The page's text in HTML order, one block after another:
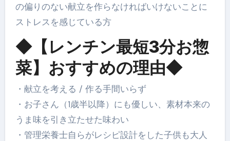
の偏りのない献立を作らなければいけないことに
ストレスを感じている方
◆【レンチン最短3分お惣
菜】おすすめの理由◆
・献立を考える / 作る手間いらず
・お子さん（1歳半以降）にも優しい、素材本来の
うま味を引き立たせた味わい
・管理栄養士自らがレシピ設計をした子供も大人